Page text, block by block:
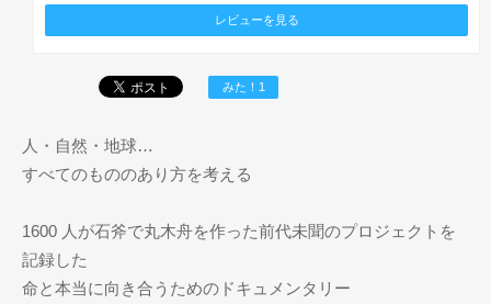
レビューを見る
みた！1
人・自然・地球…
​すべてのもののあり方を考える
1600 人が石斧で丸木舟を作った前代未聞のプロジェクトを
記録した
命と本当に向き合うためのドキュメンタリー